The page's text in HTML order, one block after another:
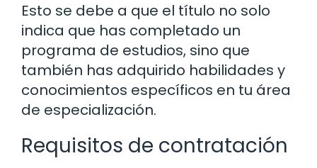
Esto se debe a que el título no solo
indica que has completado un
programa de estudios, sino que
también has adquirido habilidades y
conocimientos específicos en tu área
de especialización.
Requisitos de contratación